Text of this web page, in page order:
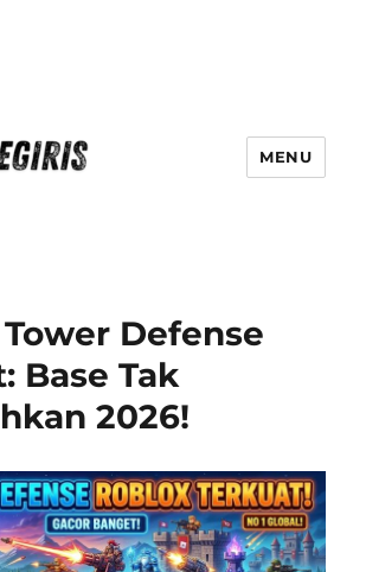
Website Terpercaya
MENU
Defense
Base Tak
2026!